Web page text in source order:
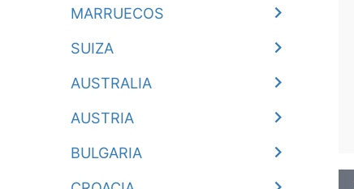
MARRUECOS
SUIZA
AUSTRALIA
AUSTRIA
BULGARIA